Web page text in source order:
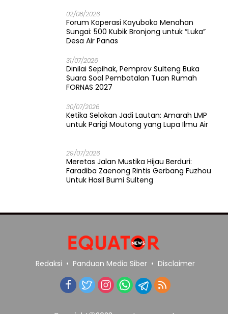
02/08/2026
Forum Koperasi Kayuboko Menahan
Sungai: 500 Kubik Bronjong untuk “Luka”
Desa Air Panas
31/07/2026
Dinilai Sepihak, Pemprov Sulteng Buka
Suara Soal Pembatalan Tuan Rumah
FORNAS 2027
30/07/2026
Ketika Selokan Jadi Lautan: Amarah LMP
untuk Parigi Moutong yang Lupa Ilmu Air
29/07/2026
Meretas Jalan Mustika Hijau Berduri:
Faradiba Zaenong Rintis Gerbang Fuzhou
Untuk Hasil Bumi Sulteng
Redaksi Panduan Media Siber Disclaimer